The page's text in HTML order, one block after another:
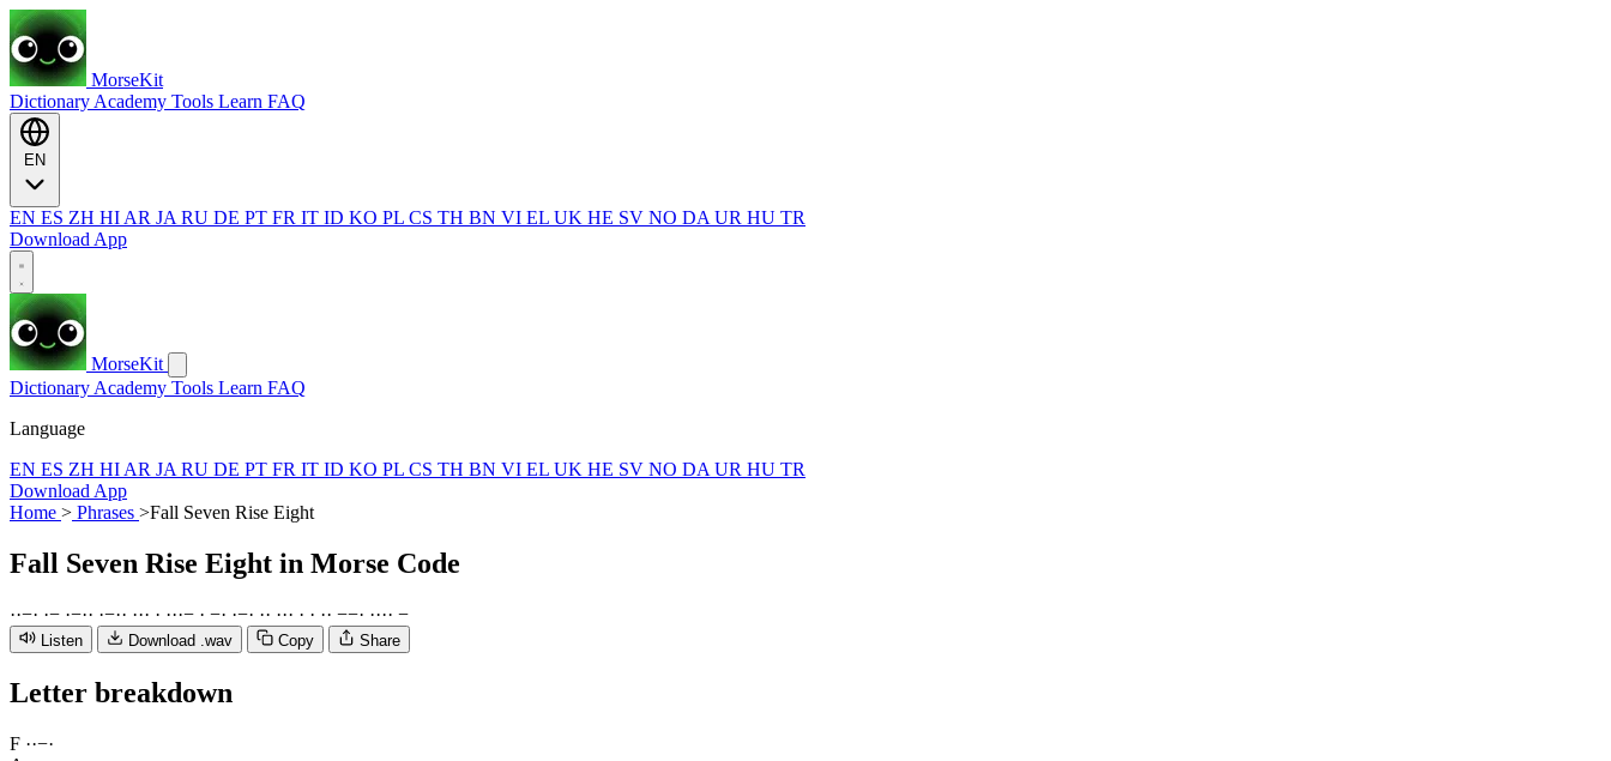
MorseKit
Dictionary Academy Tools Learn FAQ
EN ES ZH HI AR JA RU DE PT FR IT ID KO PL CS TH BN VI EL UK HE SV NO DA UR HU TR
Download App
MorseKit
Dictionary Academy Tools Learn FAQ
Language
EN ES ZH HI AR JA RU DE PT FR IT ID KO PL CS TH BN VI EL UK HE SV NO DA UR HU TR
Download App
Home > Phrases >Fall Seven Rise Eight
Fall Seven Rise Eight in Morse Code
··−· ·− ·−·· ·−·· ··· · ···− · −· ·−· ·· ··· · · ·· −−· ···· −
Listen Download .wav Copy Share
Letter breakdown
F ··−·